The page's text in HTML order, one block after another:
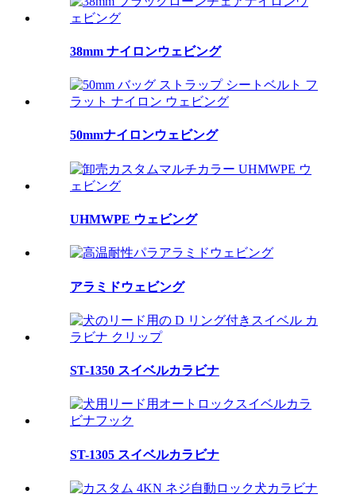
38mm ナイロンウェビング
50mmナイロンウェビング
UHMWPE ウェビング
アラミドウェビング
ST-1350 スイベルカラビナ
ST-1305 スイベルカラビナ